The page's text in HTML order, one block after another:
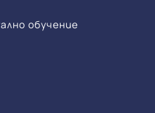
обучение